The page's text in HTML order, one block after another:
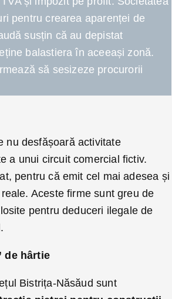
pentru crearea aparenței de
susțin că au depistat
balastiera în aceeași zonă.
să sesizeze procurorii
nu desfășoară activitate
a unui circuit comercial fictiv.
pentru că emit cel mai adesea și
Aceste firme sunt greu de
pentru deduceri ilegale de
de hârtie
Bistrița-Năsăud sunt